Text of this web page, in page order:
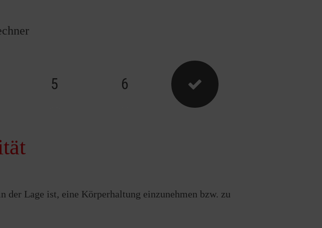
der individuellen Situation ab. Die Pflegekasse prüft im Einzelfall, welche
5 6
der Lage ist, eine Körperhaltung einzunehmen bzw. zu